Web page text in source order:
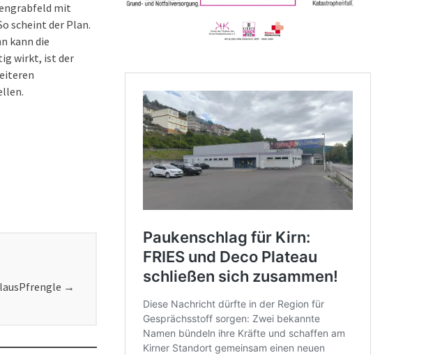
mit
scheint der Plan.
kann die
wirkt, ist der
→